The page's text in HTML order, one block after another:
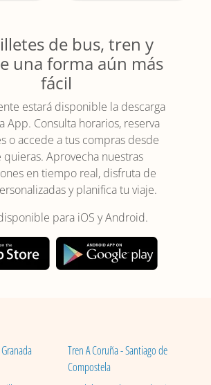
de bus, tren y
una forma aún más
fácil
estará disponible la descarga
App. Consulta horarios, reserva
o accede a tus compras desde
quieras. Aprovecha nuestras
en tiempo real, disfruta de
y planifica tu viaje.
para iOS y Android.
Tren A Coruña - Santiago de
Compostela